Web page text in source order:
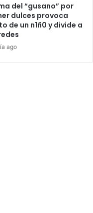
del “gusano” por
dulces provoca
de un n1ñ0 y divide a
ago